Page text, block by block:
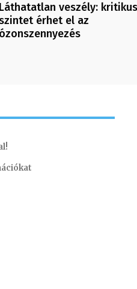
Láthatatlan veszély: kritikus
érhet el az
ózonszennyezés